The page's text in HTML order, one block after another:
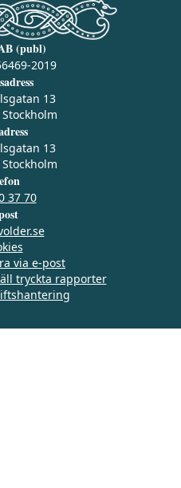
(publ)
2019
13
Stockholm
13
Stockholm
37 70
via e‑post
tryckta rapporter